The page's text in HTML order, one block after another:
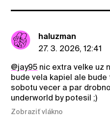
haluzman
27. 3. 2026, 12:41
@jay95 nic extra velke uz
bude vela kapiel ale
sobotu vecer a par
underworld by potesil ;)
Zobraziť vlákno